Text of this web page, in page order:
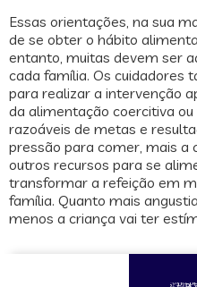
Essas orientações, na sua
de se obter o hábito
entanto, muitas devem ser
cada família. Os cuidadores
para realizar a intervenção
da alimentação coercitiva
razoáveis de metas e
pressão para comer, mais a
outros recursos para se
transformar a refeição em
família. Quanto mais
menos a criança vai ter